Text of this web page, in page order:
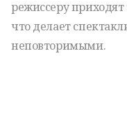
режиссеру
что делает
неповторимыми.